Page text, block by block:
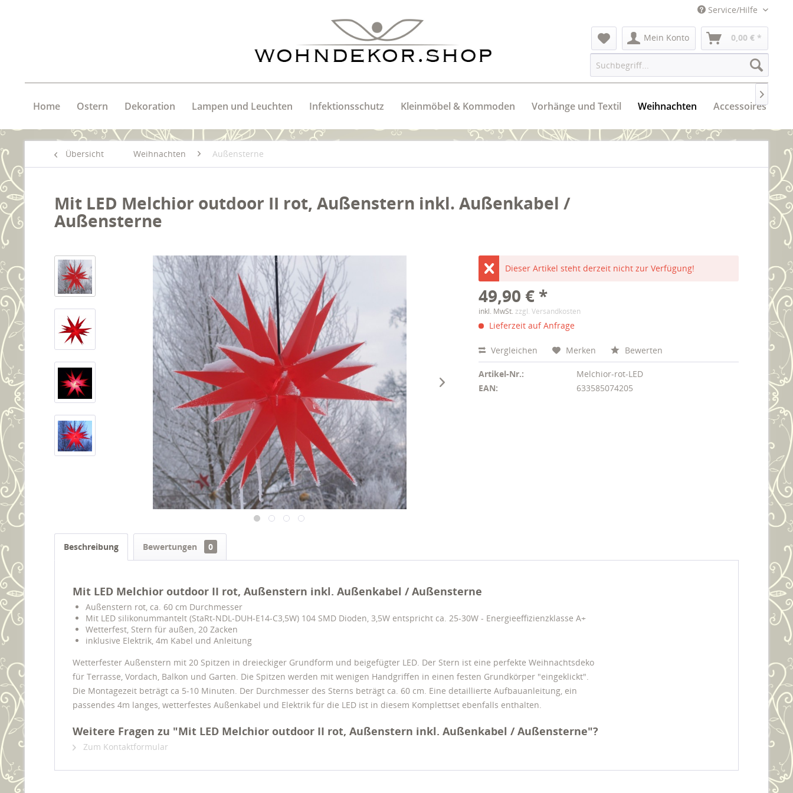
Service/Hilfe
Mein Konto 0,00 € *
Home Ostern Dekoration Lampen und Leuchten Infektionsschutz Kleinmöbel & Kommoden Vorhänge und Textil Weihnachten Accessoires

Übersicht Weihnachten Außensterne
Mit LED Melchior outdoor II rot, Außenstern inkl. Außenkabel /
Außensterne
Dieser Artikel steht derzeit nicht zur Verfügung!
49,90 € *
inkl. MwSt.zzgl. Versandkosten
Lieferzeit auf Anfrage
Vergleichen Merken Bewerten
Artikel-Nr.:
Melchior-rot-LED
EAN:
633585074205
Beschreibung Bewertungen 0
Mit LED Melchior outdoor II rot, Außenstern inkl. Außenkabel / Außensterne
Außenstern rot, ca. 60 cm Durchmesser
Mit LED silikonummantelt (StaRt-NDL-DUH-E14-C3,5W) 104 SMD Dioden, 3,5W entspricht ca. 25-30W - Energieeffizienzklasse A+
Wetterfest, Stern für außen, 20 Zacken
inklusive Elektrik, 4m Kabel und Anleitung
Wetterfester Außenstern mit 20 Spitzen in dreieckiger Grundform und beigefügter LED. Der Stern ist eine perfekte Weihnachtsdeko
für Terrasse, Vordach, Balkon und Garten. Die Spitzen werden mit wenigen Handgriffen in einen festen Grundkörper "eingeklickt".
Die Montagezeit beträgt ca 5-10 Minuten. Der Durchmesser des Sterns beträgt ca. 60 cm. Eine detaillierte Aufbauanleitung, ein
passendes 4m langes, wetterfestes Außenkabel und Elektrik für die LED ist in diesem Komplettset ebenfalls enthalten.
Weitere Fragen zu "Mit LED Melchior outdoor II rot, Außenstern inkl. Außenkabel / Außensterne"?
Zum Kontaktformular